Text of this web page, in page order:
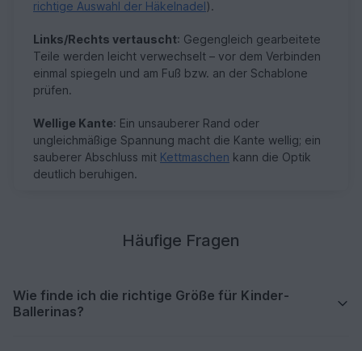
richtige Auswahl der Häkelnadel).
Links/Rechts vertauscht: Gegengleich gearbeitete
Teile werden leicht verwechselt – vor dem Verbinden
einmal spiegeln und am Fuß bzw. an der Schablone
prüfen.
Wellige Kante: Ein unsauberer Rand oder
ungleichmäßige Spannung macht die Kante wellig; ein
sauberer Abschluss mit Kettmaschen kann die Optik
deutlich beruhigen.
Häufige Fragen
Wie finde ich die richtige Größe für Kinder-
Ballerinas?